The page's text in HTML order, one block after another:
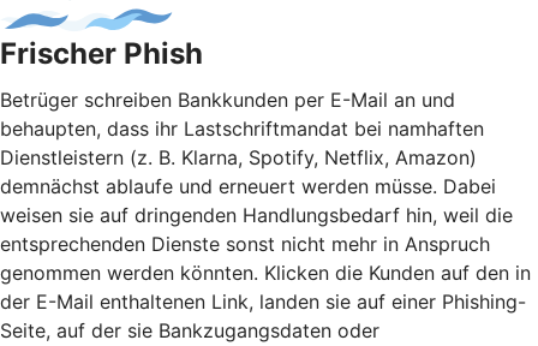
Frischer Phish
Betrüger schreiben Bankkunden per E-Mail an und
behaupten, dass ihr Lastschriftmandat bei namhaften
Dienstleistern (z. B. Klarna, Spotify, Netflix, Amazon)
demnächst ablaufe und erneuert werden müsse. Dabei
weisen sie auf dringenden Handlungsbedarf hin, weil die
entsprechenden Dienste sonst nicht mehr in Anspruch
genommen werden könnten. Klicken die Kunden auf den in
der E-Mail enthaltenen Link, landen sie auf einer Phishing-
Seite, auf der sie Bankzugangsdaten oder